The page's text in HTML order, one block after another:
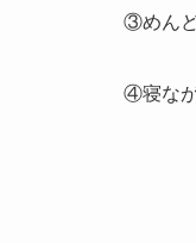
③めんど
④寝なが